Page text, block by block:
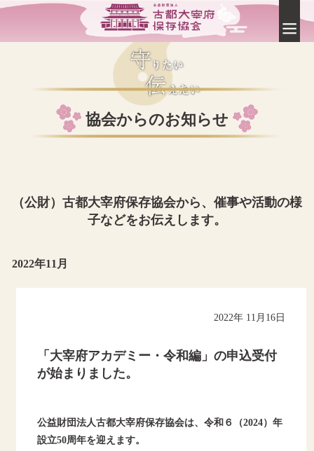
協会からのお知らせ
（公財）古都大宰府保存協会から、催事や活動の様
子などをお伝えします。
2022年11月
2022年 11月16日
「大宰府アカデミー・令和編」の申込受付
が始まりました。
公益財団法人古都大宰府保存協会は、令和６（2024）年
設立50周年を迎えます。